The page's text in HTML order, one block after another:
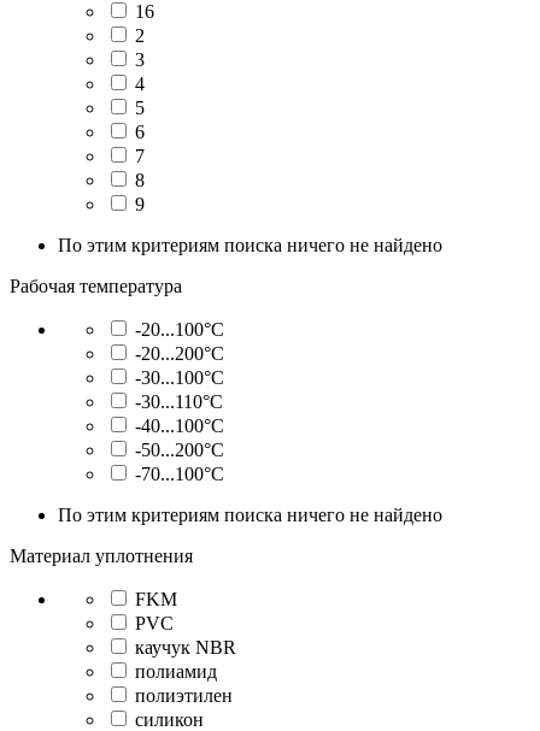
16
2
3
4
5
6
7
8
9
По этим критериям поиска ничего не найдено
Рабочая температура
-20...100°C
-20...200°C
-30...100°C
-30...110°C
-40...100°C
-50...200°C
-70...100°C
По этим критериям поиска ничего не найдено
Материал уплотнения
FKM
PVC
каучук NBR
полиамид
полиэтилен
силикон